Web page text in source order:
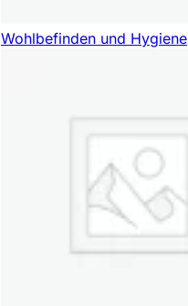
Wohlbefinden und Hygiene